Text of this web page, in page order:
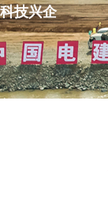
科技兴企